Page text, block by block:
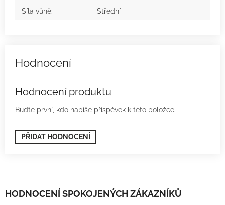
Síla vůně: Střední
Hodnocení produktu
Buďte první, kdo napíše příspěvek k této položce.
PŘIDAT HODNOCENÍ
HODNOCENÍ SPOKOJENÝCH ZÁKAZNÍKŮ